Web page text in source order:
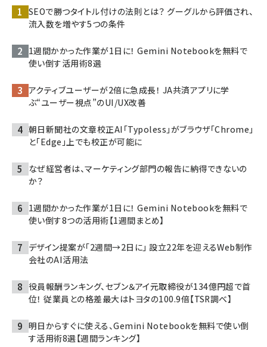
SEOで勝つタイトル付けの法則とは？ グーグルから評価され、
流入数を増やす5つの条件
1週間かかった作業が1日に！ Gemini Notebookを無料で
使い倒す活用術8選
アクティブユーザーが2倍に急成長！ JA共済アプリに学
ぶ“ユーザー視点”のUI/UX改善
朝日新聞社の文章校正AI「Typoless」がブラウザ「Chrome」
と「Edge」上でも校正が可能に
なぜ経営者は、マーケティング部門の報告に納得できないの
か？
1週間かかった作業が1日に！ Gemini Notebookを無料で
使い倒す8つの活用術【1週間まとめ】
デザイン提案が「2週間→2日に」 設立22年を迎えるWeb制作
会社のAI活用法
役員報酬ランキング、セブン＆アイ元取締役が134億円超で首
位！ 従業員との格差最大はトヨタの100.9倍【TSR調べ】
明日からすぐに使える、Gemini Notebookを無料で使い倒
す活用術8選【週間ランキング】